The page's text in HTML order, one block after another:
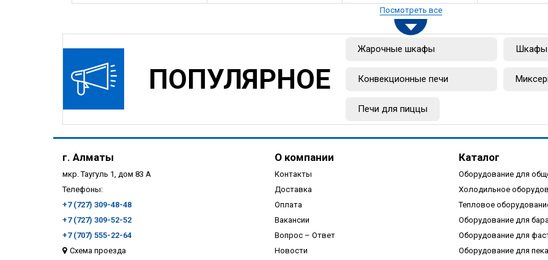
Посмотреть все
ПОПУЛЯРНОЕ
Жарочные шкафы Шкафы
Конвекционные печи
Печи для пиццы
г. Алматы
мкр. Таугуль 1, дом 83 А
Телефоны:
+7 (727) 309-48-48
+7 (727) 309-52-52
+7 (707) 555-22-64
Схема проезда
О компании
Контакты
Доставка
Оплата
Вакансии
Вопрос – Ответ
Новости
Каталог
Оборудование для
Холодильное
Тепловое
Оборудование для бара
Оборудование для
Оборудование для